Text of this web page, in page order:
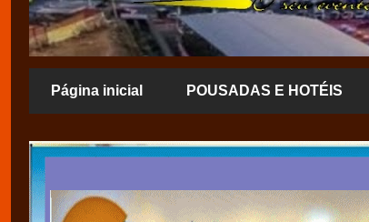
Página inicial POUSADAS E HOTÉIS